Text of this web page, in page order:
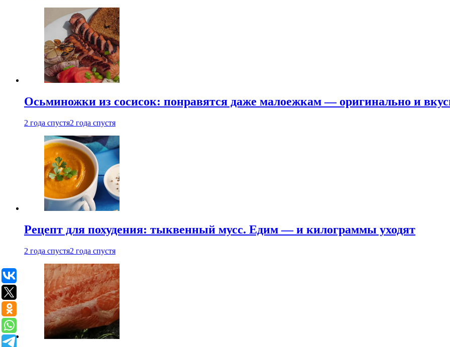
Осьминожки из сосисок: понравятся даже малоежкам — оригинально и
2 года спустя2 года спустя
Рецепт для похудения: тыквенный мусс. Едим — и килограммы уходят
2 года спустя2 года спустя